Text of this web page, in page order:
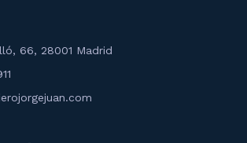
66, 28001 Madrid